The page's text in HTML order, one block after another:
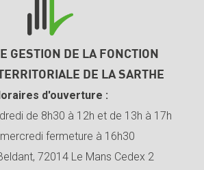
GESTION DE LA FONCTION
DE LA SARTHE
d'ouverture :
de 8h30 à 12h et de 13h à 17h
fermeture à 16h30
72014 Le Mans Cedex 2